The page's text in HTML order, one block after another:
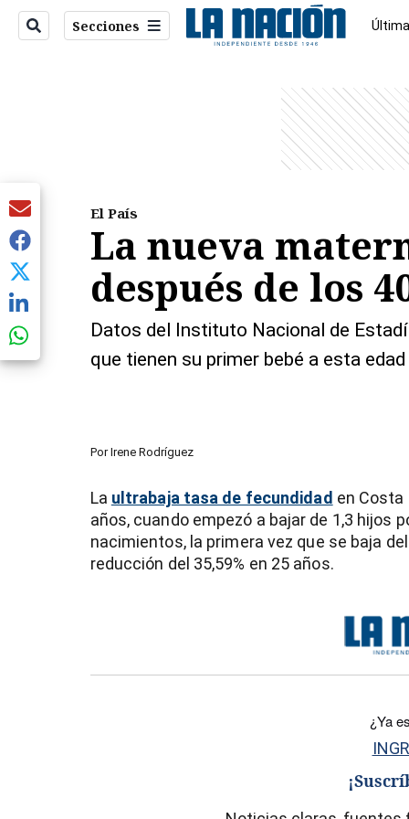
Secciones
El País
La nueva
después de los
Datos del Instituto Nacional de
que tienen su primer bebé a esta
Por Irene Rodríguez
La ultrabaja tasa de fecundidad en Costa
años, cuando empezó a bajar de 1,3 hijos
nacimientos, la primera vez que se baja
reducción del 35,59% en 25 años.